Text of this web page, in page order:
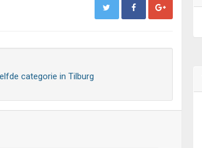
categorie in Tilburg